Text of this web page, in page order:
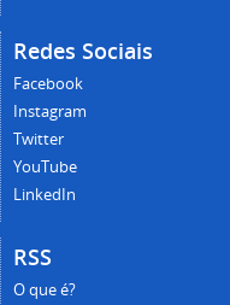
Redes Sociais
Facebook
Instagram
Twitter
YouTube
LinkedIn
RSS
O que é?